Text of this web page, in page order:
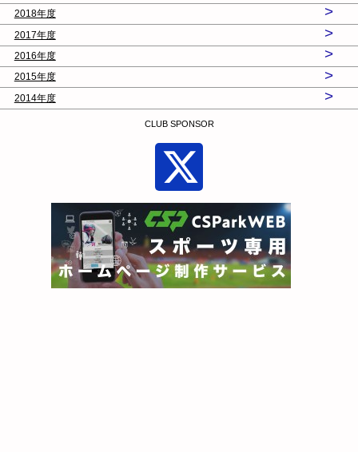
2018年度 >
2017年度 >
2016年度 >
2015年度 >
2014年度 >
CLUB SPONSOR